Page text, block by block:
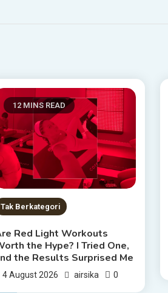
12 MINS READ
Tak Berkategori
Red Light Workouts
the Hype? I Tried One,
the Results Surprised Me
4 August 2026 airsika 0